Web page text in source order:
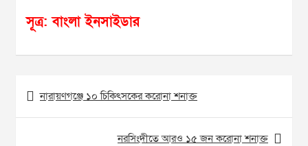
সূত্র: বাংলা ইনসাইডার
Post
navigation
নারায়ণগঞ্জে ১০ চিকিৎসকের করোনা শনাক্ত
নরসিংদীতে আরও ১৫ জন করোনা শনাক্ত